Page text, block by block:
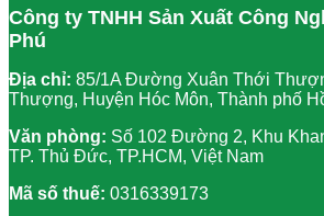
Công ty TNHH Sản Xuất Công
Phú
Địa chỉ: 85/1A Đường Xuân Thới
Thượng, Huyện Hóc Môn, Thành phố
Văn phòng: Số 102 Đường 2, Khu
TP. Thủ Đức, TP.HCM, Việt Nam
Mã số thuế: 0316339173